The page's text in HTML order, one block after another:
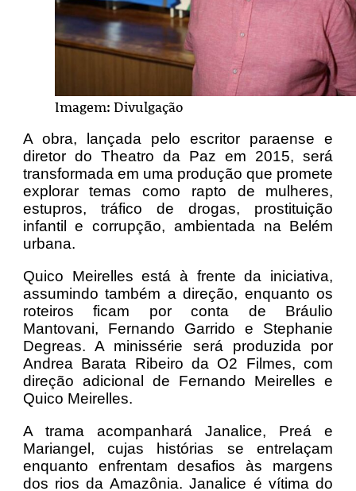
Imagem: Divulgação
A obra, lançada pelo escritor paraense e
diretor do Theatro da Paz em 2015, será
transformada em uma produção que promete
explorar temas como rapto de mulheres,
estupros, tráfico de drogas, prostituição
infantil e corrupção, ambientada na Belém
urbana.
Quico Meirelles está à frente da iniciativa,
assumindo também a direção, enquanto os
roteiros ficam por conta de Bráulio
Mantovani, Fernando Garrido e Stephanie
Degreas. A minissérie será produzida por
Andrea Barata Ribeiro da O2 Filmes, com
direção adicional de Fernando Meirelles e
Quico Meirelles.
A trama acompanhará Janalice, Preá e
Mariangel, cujas histórias se entrelaçam
enquanto enfrentam desafios às margens
dos rios da Amazônia. Janalice é vítima do